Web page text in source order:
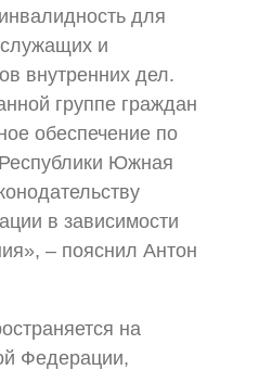
для
и
внутренних дел.
группе граждан
обеспечение по
Южная
в зависимости
– пояснил Антон
на
Федерации,